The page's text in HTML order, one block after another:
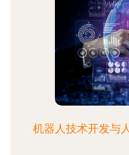
机器人技术开发与